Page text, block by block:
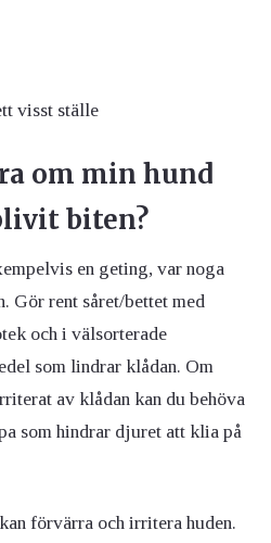
visst ställe
om min hund
biten?
en geting, var noga
Gör rent såret/bettet med
och i välsorterade
som lindrar klådan. Om
av klådan kan du behöva
som hindrar djuret att klia på
förvärra och irritera huden.